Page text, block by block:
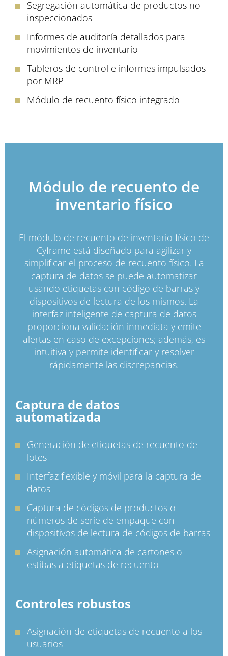
Segregación automática de productos no
inspeccionados
Informes de auditoría detallados para
movimientos de inventario
Tableros de control e informes impulsados ​​
por MRP
Módulo de recuento físico integrado
Módulo de recuento de
inventario físico
El módulo de recuento de inventario físico de
Cyframe está diseñado para agilizar y
simplificar el proceso de recuento físico. La
captura de datos se puede automatizar
usando etiquetas con código de barras y
dispositivos de lectura de los mismos. La
interfaz inteligente de captura de datos
proporciona validación inmediata y emite
alertas en caso de excepciones; además, es
intuitiva y permite identificar y resolver
rápidamente las discrepancias.
Captura de datos
automatizada
Generación de etiquetas de recuento de
lotes
Interfaz flexible y móvil para la captura de
datos
Captura de códigos de productos o
números de serie de empaque con
dispositivos de lectura de códigos de barras
Asignación automática de cartones o
estibas a etiquetas de recuento
Controles robustos
Asignación de etiquetas de recuento a los
usuarios